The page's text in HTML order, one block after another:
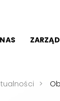
ZARZĄD